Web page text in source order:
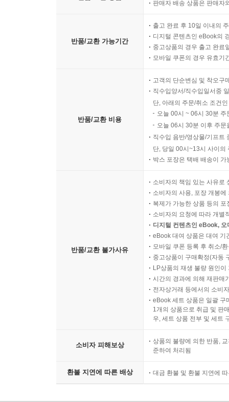
판매자 배송 상품은 판매자
반품/교환 가능기간
출고 완료 후 10일 이내의
디지털 콘텐츠인 eBook의
중고상품의 경우 출고 완료
모바일 쿠폰의 경우 유효기
반품/교환 비용
고객의 단순변심 및 착오구
직수입양서/직수입일서중
단, 아래의 주문/취소 조건
오늘 00시 ~ 06시 30분
오늘 06시 30분 이후 주
직수입 음반/영상물/기프트
단, 당일 00시~13시 사이의
박스 포장은 택배 배송이
반품/교환 불가사유
소비자의 책임 있는 사유로
소비자의 사용, 포장 개봉
복제가 가능한 상품 등의
소비자의 요청에 따라 개별
디지털 컨텐츠인 eBook,
eBook 대여 상품은 대여 기
모바일 쿠폰 등록 후 취소/
중고상품이 구매확정(자동
LP상품의 재생 불량 원인
시간의 경과에 의해 재판매
전자상거래 등에서의 소비
eBook 세트 상품은 일괄 구
1개의 상품으로 취급 및 판
우, 세트 상품 전부 및 세트
소비자 피해보상
상품의 불량에 의한 반품,
준하여 처리됨
환불 지연에 따른 배상 대금 환불 및 환불 지연에